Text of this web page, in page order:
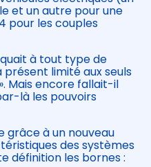
et un autre pour une
pour les couples
à tout type de
limité aux seuls
Mais encore fallait-il
là les pouvoirs
grâce à un nouveau
des systèmes
définition les bornes :